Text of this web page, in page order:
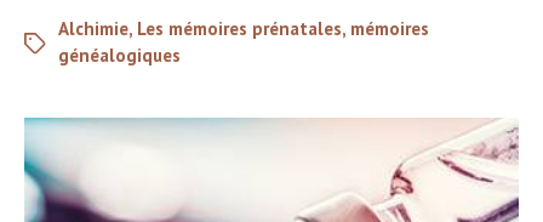
Alchimie, Les mémoires prénatales, mémoires
généalogiques